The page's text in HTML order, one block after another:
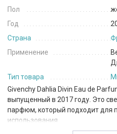
Пол
Год
Страна
Применение
Тип товара
Givenchy Dahlia Divin Eau de
выпущенный в 2017 году. Это
парфюм, который подходит для
использования.